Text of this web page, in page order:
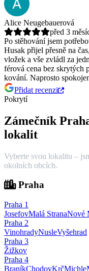
Alice Neugebauerová
před 3
Po stěhování jsem
Husak přijel přesně na
vložek a vše zvládl za
férová cena bez skrytých
kování. Naprosto
Přidat recenzi
Pokrytí
Zámečník
lokalit
Vyberte svou lokalitu –
okolních obcích.
Praha
Praha 1
JosefovMalá StranaNové
Praha 2
VinohradyNusleVyšehrad
Praha 3
Žižkov
Praha 4
BraníkChodovKrčMichle